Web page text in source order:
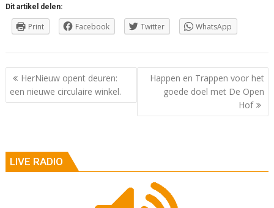
Dit artikel delen:
Print Facebook Twitter WhatsApp
Berichtnavigatie
HerNieuw opent deuren:
een nieuwe circulaire winkel.
Happen en Trappen voor het
goede doel met De Open
Hof
LIVE RADIO